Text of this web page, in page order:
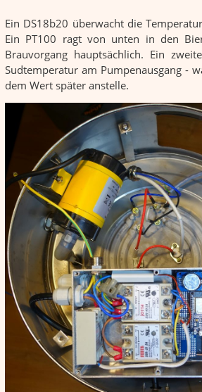
Ein DS18b20 überwacht die
Ein PT100 ragt von unten in den
Brauvorgang hauptsächlich. Ein
Sudtemperatur am Pumpenausgang -
dem Wert später anstelle.